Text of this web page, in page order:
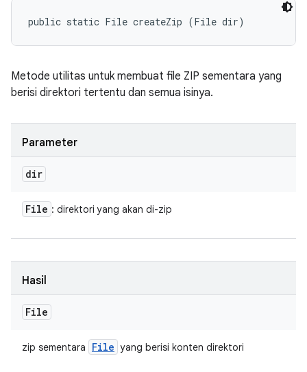
public static File createZip (File dir)
Metode utilitas untuk membuat file ZIP sementara yang
berisi direktori tertentu dan semua isinya.
Parameter
dir
File : direktori yang akan di-zip
Hasil
File
zip sementara File yang berisi konten direktori